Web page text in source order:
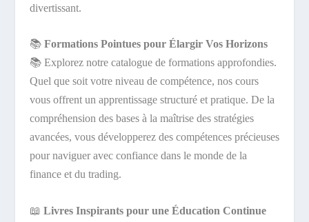
divertissant.
📚 Formations Pointues pour Élargir Vos Horizons
📚 Explorez notre catalogue de formations approfondies.
Quel que soit votre niveau de compétence, nos cours
vous offrent un apprentissage structuré et pratique. De la
compréhension des bases à la maîtrise des stratégies
avancées, vous développerez des compétences précieuses
pour naviguer avec confiance dans le monde de la
finance et du trading.
📖 Livres Inspirants pour une Éducation Continue